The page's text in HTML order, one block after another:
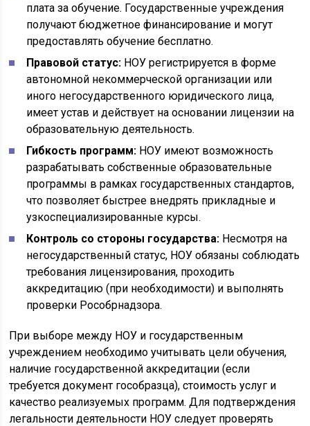
плата за обучение. Государственные учреждения
получают бюджетное финансирование и могут
предоставлять обучение бесплатно.
Правовой статус: НОУ регистрируется в форме
автономной некоммерческой организации или
иного негосударственного юридического лица,
имеет устав и действует на основании лицензии на
образовательную деятельность.
Гибкость программ: НОУ имеют возможность
разрабатывать собственные образовательные
программы в рамках государственных стандартов,
что позволяет быстрее внедрять прикладные и
узкоспециализированные курсы.
Контроль со стороны государства: Несмотря на
негосударственный статус, НОУ обязаны соблюдать
требования лицензирования, проходить
аккредитацию (при необходимости) и выполнять
проверки Рособрнадзора.
При выборе между НОУ и государственным
учреждением необходимо учитывать цели обучения,
наличие государственной аккредитации (если
требуется документ гособразца), стоимость услуг и
качество реализуемых программ. Для подтверждения
легальности деятельности НОУ следует проверять